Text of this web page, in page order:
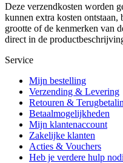
Deze verzendkosten worden
kunnen extra kosten
grootte of de kenmerken van
direct in de
Service
Mijn bestelling
Verzending & Levering
Retouren &
Betaalmogelijkheden
Mijn klantenaccount
Zakelijke klanten
Acties & Vouchers
Heb je verdere hulp